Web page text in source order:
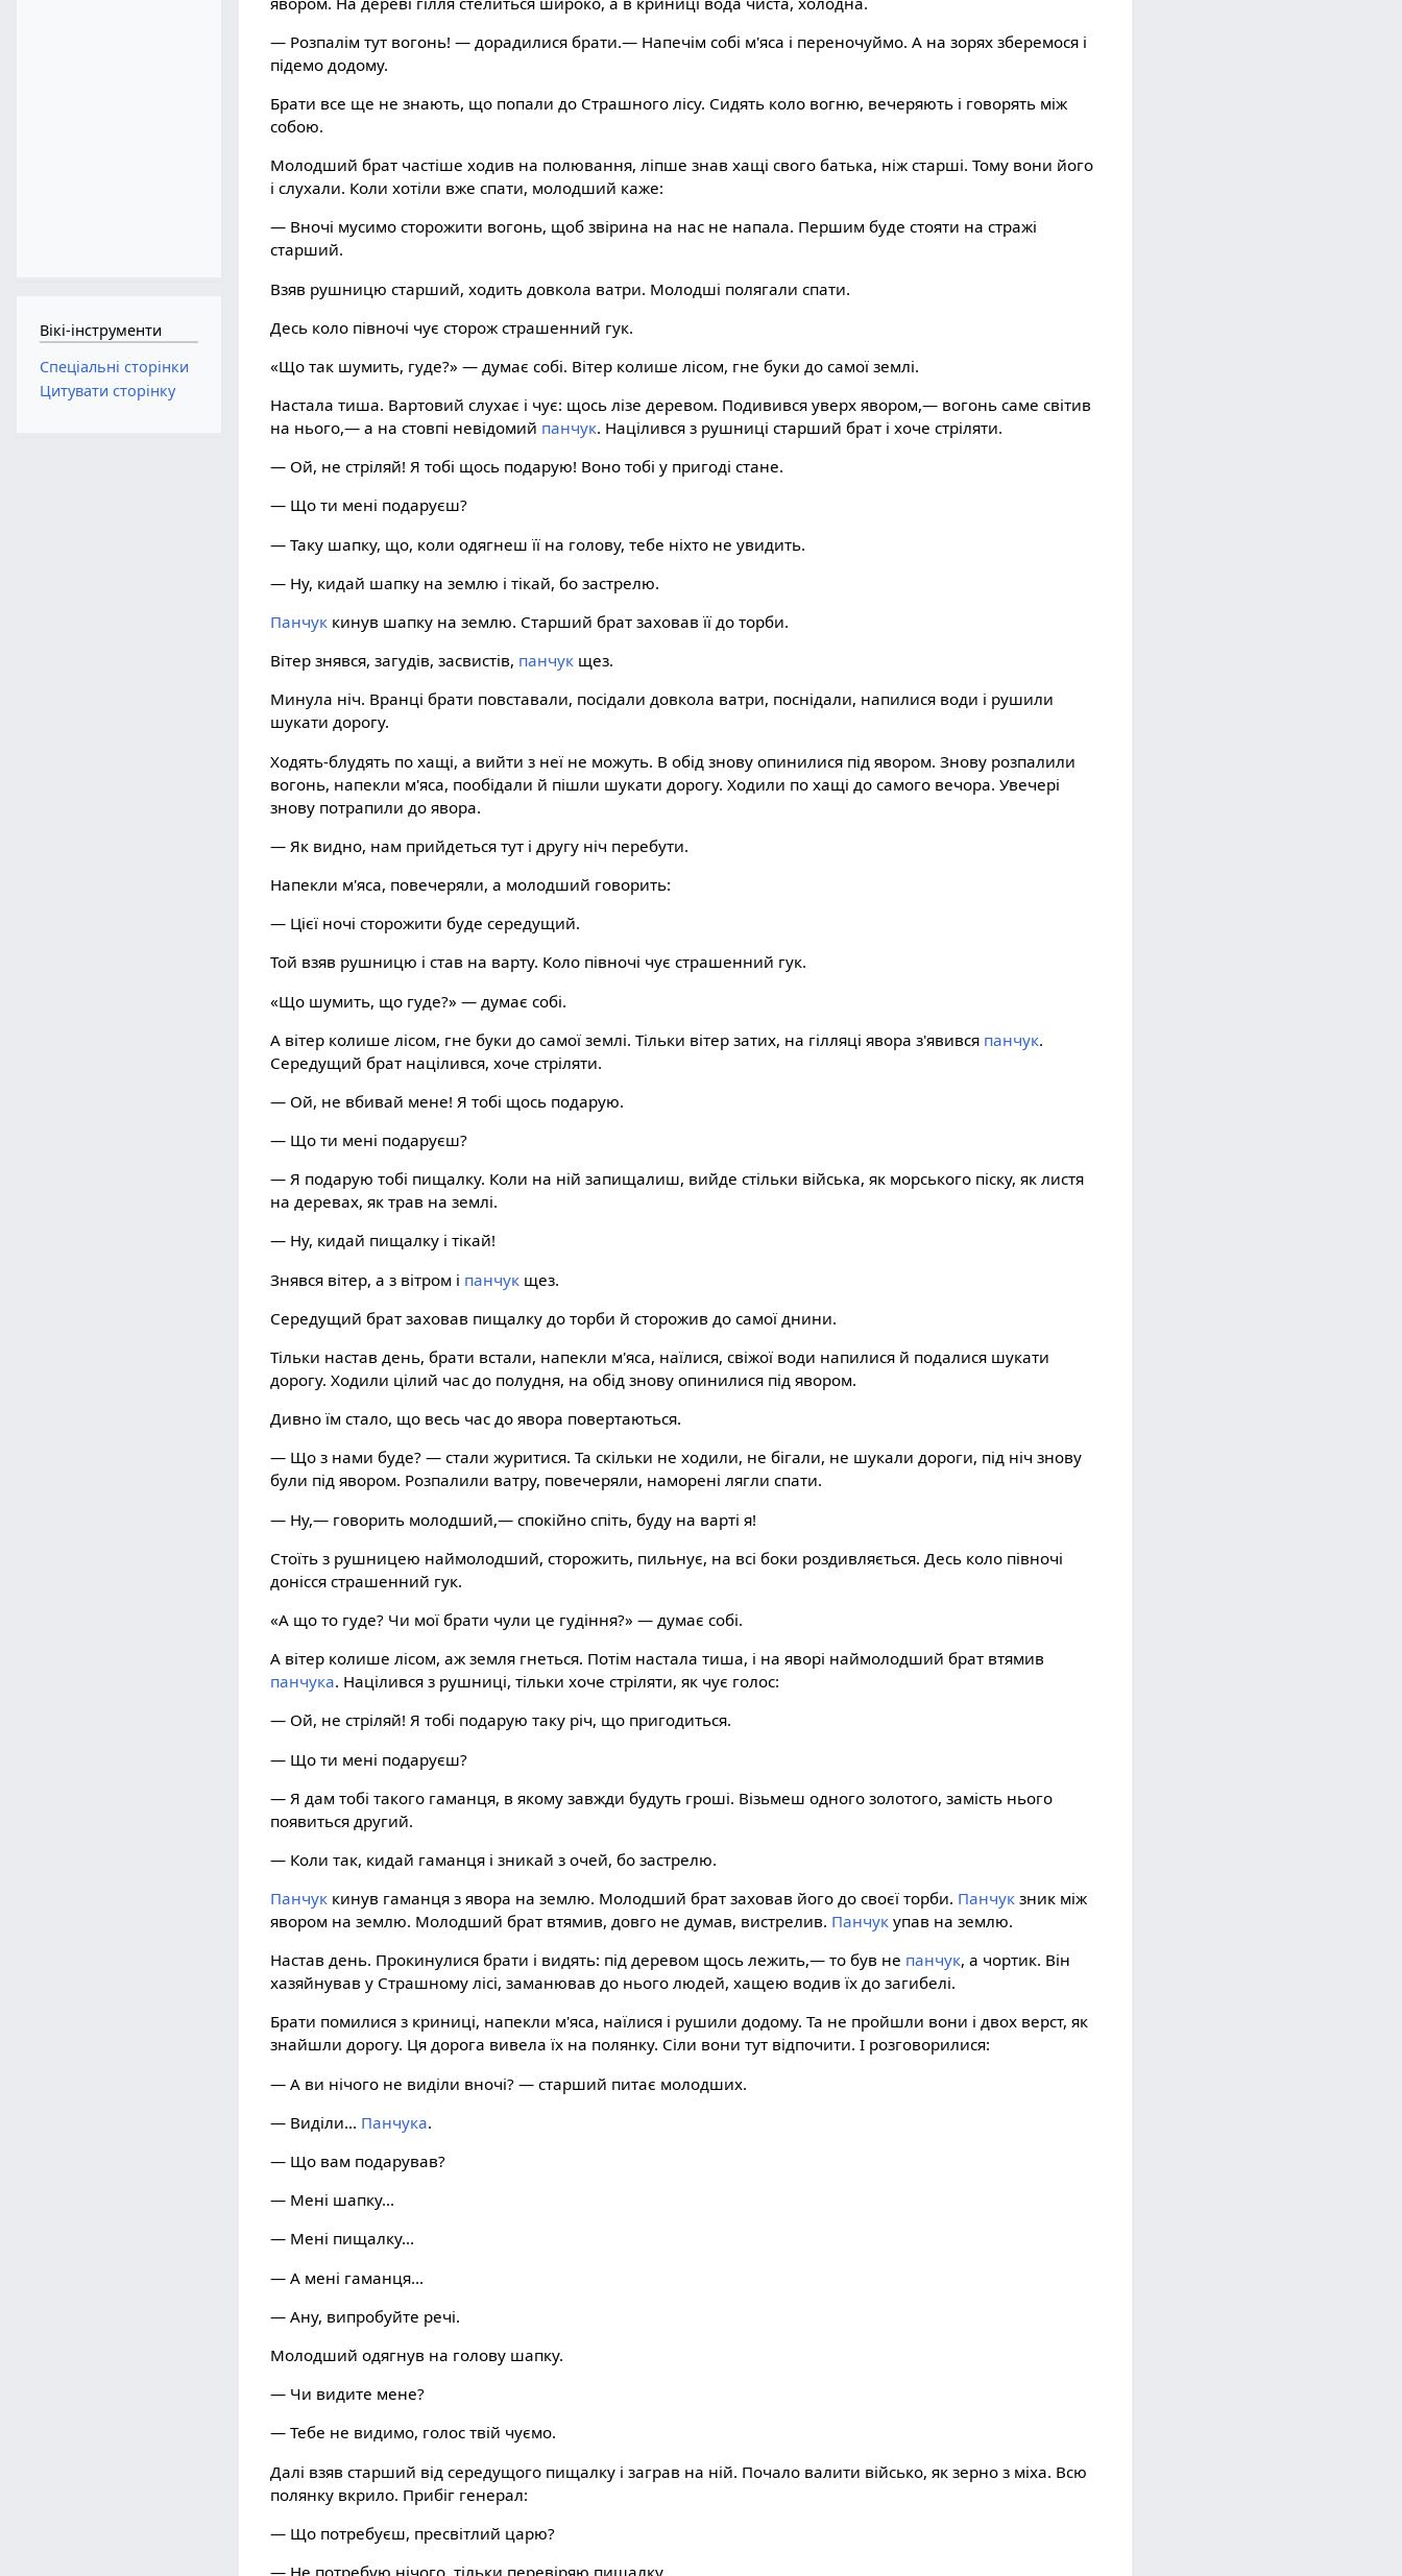
— Розпалім тут вогонь! — дорадилися брати.— Напечім собі м'яса і переночуймо. А на зорях зберемося і
підемо додому.
Брати все ще не знають, що попали до Страшного лісу. Сидять коло вогню, вечеряють і говорять між
собою.
Молодший брат частіше ходив на полювання, ліпше знав хащі свого батька, ніж старші. Тому вони його
і слухали. Коли хотіли вже спати, молодший каже:
— Вночі мусимо сторожити вогонь, щоб звірина на нас не напала. Першим буде стояти на стражі
старший.
Взяв рушницю старший, ходить довкола ватри. Молодші полягали спати.
Десь коло півночі чує сторож страшенний гук.
«Що так шумить, гуде?» — думає собі. Вітер колише лісом, гне буки до самої землі.
Настала тиша. Вартовий слухає і чує: щось лізе деревом. Подивився уверх явором,— вогонь саме світив
на нього,— а на стовпі невідомий панчук. Націлився з рушниці старший брат і хоче стріляти.
— Ой, не стріляй! Я тобі щось подарую! Воно тобі у пригоді стане.
— Що ти мені подаруєш?
— Таку шапку, що, коли одягнеш її на голову, тебе ніхто не увидить.
— Ну, кидай шапку на землю і тікай, бо застрелю.
Панчук кинув шапку на землю. Старший брат заховав її до торби.
Вітер знявся, загудів, засвистів, панчук щез.
Минула ніч. Вранці брати повставали, посідали довкола ватри, поснідали, напилися води і рушили
шукати дорогу.
Ходять-блудять по хащі, а вийти з неї не можуть. В обід знову опинилися під явором. Знову розпалили
вогонь, напекли м'яса, пообідали й пішли шукати дорогу. Ходили по хащі до самого вечора. Увечері
знову потрапили до явора.
— Як видно, нам прийдеться тут і другу ніч перебути.
Напекли м'яса, повечеряли, а молодший говорить:
— Цієї ночі сторожити буде середущий.
Той взяв рушницю і став на варту. Коло півночі чує страшенний гук.
«Що шумить, що гуде?» — думає собі.
А вітер колише лісом, гне буки до самої землі. Тільки вітер затих, на гілляці явора з'явився панчук.
Середущий брат націлився, хоче стріляти.
— Ой, не вбивай мене! Я тобі щось подарую.
— Що ти мені подаруєш?
— Я подарую тобі пищалку. Коли на ній запищалиш, вийде стільки війська, як морського піску, як листя
на деревах, як трав на землі.
— Ну, кидай пищалку і тікай!
Знявся вітер, а з вітром і панчук щез.
Середущий брат заховав пищалку до торби й сторожив до самої днини.
Тільки настав день, брати встали, напекли м'яса, наїлися, свіжої води напилися й подалися шукати
дорогу. Ходили цілий час до полудня, на обід знову опинилися під явором.
Дивно їм стало, що весь час до явора повертаються.
— Що з нами буде? — стали журитися. Та скільки не ходили, не бігали, не шукали дороги, під ніч знову
були під явором. Розпалили ватру, повечеряли, наморені лягли спати.
— Ну,— говорить молодший,— спокійно спіть, буду на варті я!
Стоїть з рушницею наймолодший, сторожить, пильнує, на всі боки роздивляється. Десь коло півночі
донісся страшенний гук.
«А що то гуде? Чи мої брати чули це гудіння?» — думає собі.
А вітер колише лісом, аж земля гнеться. Потім настала тиша, і на яворі наймолодший брат втямив
панчука. Націлився з рушниці, тільки хоче стріляти, як чує голос:
— Ой, не стріляй! Я тобі подарую таку річ, що пригодиться.
— Що ти мені подаруєш?
— Я дам тобі такого гаманця, в якому завжди будуть гроші. Візьмеш одного золотого, замість нього
появиться другий.
— Коли так, кидай гаманця і зникай з очей, бо застрелю.
Панчук кинув гаманця з явора на землю. Молодший брат заховав його до своєї торби. Панчук зник між
явором на землю. Молодший брат втямив, довго не думав, вистрелив. Панчук упав на землю.
Настав день. Прокинулися брати і видять: під деревом щось лежить,— то був не панчук, а чортик. Він
хазяйнував у Страшному лісі, заманював до нього людей, хащею водив їх до загибелі.
Брати помилися з криниці, напекли м'яса, наїлися і рушили додому. Та не пройшли вони і двох верст, як
знайшли дорогу. Ця дорога вивела їх на полянку. Сіли вони тут відпочити. І розговорилися:
— А ви нічого не виділи вночі? — старший питає молодших.
— Виділи... Панчука.
— Що вам подарував?
— Мені шапку...
— Мені пищалку...
— А мені гаманця...
— Ану, випробуйте речі.
Молодший одягнув на голову шапку.
— Чи видите мене?
— Тебе не видимо, голос твій чуємо.
Далі взяв старший від середущого пищалку і заграв на ній. Почало валити військо, як зерно з міха. Всю
полянку вкрило. Прибіг генерал:
— Що потребуєш, пресвітлий царю?
— Не потребую нічого, тільки перевіряю пищалку.
Вікі-інструменти
Спеціальні сторінки
Цитувати сторінку